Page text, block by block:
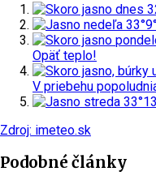
dnes
nedeľa 33°9°
Opäť teplo!
V priebehu
streda 33°
Zdroj: imeteo.sk
Podobné články